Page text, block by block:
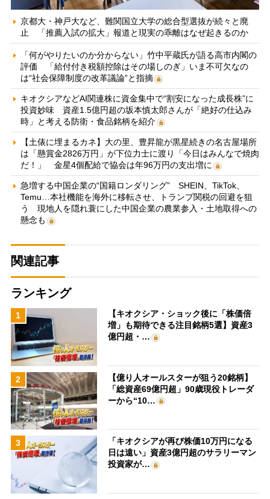
京都大・神戸大など、難関国立大学の総合型選抜が続々と廃
止 「推薦入試の拡大」報道と現実の乖離はなぜ起きるのか
「何がやりたいのか分からない」竹中平蔵氏が語る高市内閣の
評価 「給付付き税額控除はその場しのぎ」いま不可欠なの
は“社会保障制度の改革議論”と指摘
キオクシアなどAI関連株に資金集中で“割安になった成長株”に
投資妙味 資産1.5億円超の坂本慎太郎さんが「絶好の仕込み
時」と考える防衛・食品銘柄を紹介
【土俵に埋まるカネ】大の里、豊昇龍が黒星続きの名古屋場所
は「懸賞金2826万円」が下位力士に渡り「今日はみんなで焼肉
だ！」 金星4個配給で協会は年96万円の支出増に
急増する中国企業の“国籍ロンダリング” SHEIN、TikTok、
Temu…本社機能を海外に移転させ、トランプ関税の回避を狙
う 現地人を隠れ蓑にした中国企業の農業参入・土地取得への
懸念も
関連記事
ランキング
1
【キオクシア・ショック後に「株価倍
増」も期待できる注目銘柄5選】資産3
億円超・…
2
【億り人オールスターが狙う20銘柄】
「総資産69億円超」90歳現役トレーダ
ーから“10…
3
「キオクシアが再び株価10万円になる
日は遠い」資産3億円超のサラリーマン
投資家が…